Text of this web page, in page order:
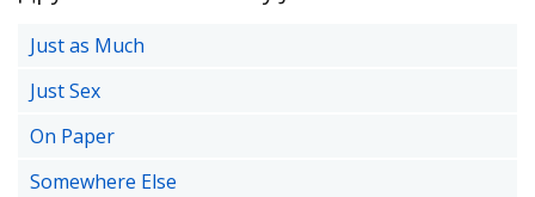
Just as Much
Just Sex
On Paper
Somewhere Else